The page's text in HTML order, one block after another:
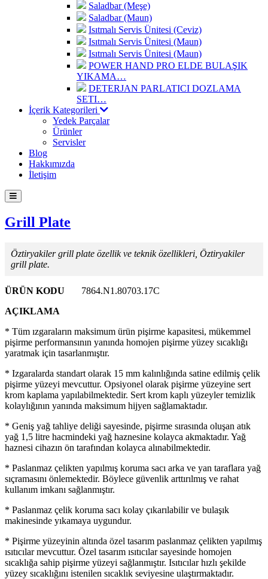
Saladbar (Meşe)
Saladbar (Maun)
Isıtmalı Servis Ünitesi (Ceviz)
Isıtmalı Servis Ünitesi (Maun)
Isıtmalı Servis Ünitesi (Maun)
POWER HAND PRO ELDE BULAŞIK
YIKAMA…
DETERJAN PARLATICI DOZLAMA
SETI…
İçerik Kategorileri
Yedek Parçalar
Ürünler
Servisler
Blog
Hakkımızda
İletişim
Grill Plate
Öztiryakiler grill plate özellik ve teknik özellikleri, Öztiryakiler
grill plate.
ÜRÜN KODU
7864.N1.80703.17C
AÇIKLAMA
* Tüm ızgaraların maksimum ürün pişirme kapasitesi, mükemmel
pişirme performansının yanında homojen pişirme yüzey sıcaklığı
yaratmak için tasarlanmıştır.
* Izgaralarda standart olarak 15 mm kalınlığında satine edilmiş çelik
pişirme yüzeyi mevcuttur. Opsiyonel olarak pişirme yüzeyine sert
krom kaplama yapılabilmektedir. Sert krom kaplı yüzeyler temizlik
kolaylığının yanında maksimum hijyen sağlamaktadır.
* Geniş yağ tahliye deliği sayesinde, pişirme sırasında oluşan atık
yağ 1,5 litre hacmindeki yağ haznesine kolayca akmaktadır. Yağ
haznesi cihazın ön tarafından kolayca alınabilmektedir.
* Paslanmaz çelikten yapılmış koruma sacı arka ve yan taraflara yağ
sıçramasını önlemektedir. Böylece güvenlik arttırılmış ve rahat
kullanım imkanı sağlanmıştır.
* Paslanmaz çelik koruma sacı kolay çıkarılabilir ve bulaşık
makinesinde yıkamaya uygundur.
* Pişirme yüzeyinin altında özel tasarım paslanmaz çelikten yapılmış
ısıtıcılar mevcuttur. Özel tasarım ısıtıcılar sayesinde homojen
sıcaklığa sahip pişirme yüzeyi sağlanmıştır. Isıtıcılar hızlı şekilde
yüzey sıcaklığını istenilen sıcaklık seviyesine ulaştırmaktadır.